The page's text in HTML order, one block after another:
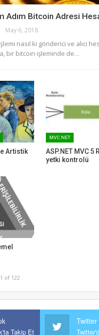
Adım Bitcoin Adresi
May 6, 2018
nasıl ki gönderici ve alıcı
bir bitcoin işleminde de…
Artistik
MVC NET
ASP.NET MVC 5
yetki kontrolü
1 of 122
Takip Et
Twitter